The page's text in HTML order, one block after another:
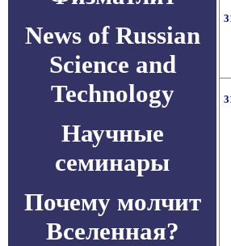
News of Russian
Science and
Technology
Научные
семинары
Почему молчит
Вселенная?